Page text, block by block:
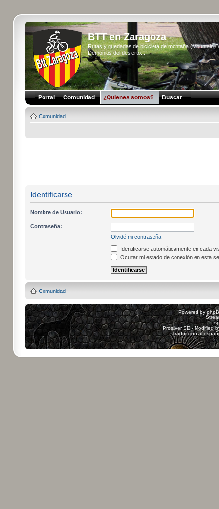
BTT en Zaragoza
Rutas y quedadas de bicicleta de montaña (Mountain
Demonios del desierto...
Portal Comunidad ¿Quienes somos? Buscar
Comunidad
Identificarse
Nombre de Usuario:
Contraseña:
Olvidé mi contraseña
Identificarse automáticamente en cada
Ocultar mi estado de conexión en esta
Comunidad
Powered by
Prosilver SE - Modified
Traducción al